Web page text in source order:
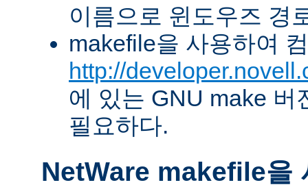
이름으로 윈도우즈 경
makefile을 사용하여
http://
에 있는 GNU make 버
필요하다.
NetWare makefile을